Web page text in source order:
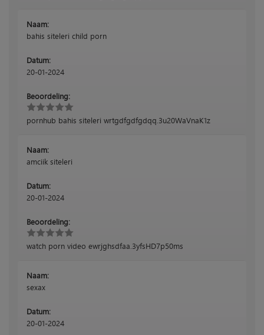
Naam:
bahis siteleri child porn
Datum:
20-01-2024
Beoordeling:
pornhub bahis siteleri wrtgdfgdfgdqq.3u20WaVnaK1z
Naam:
amciik siteleri
Datum:
20-01-2024
Beoordeling:
watch porn video ewrjghsdfaa.3yfsHD7p50ms
Naam:
sexax
Datum:
20-01-2024